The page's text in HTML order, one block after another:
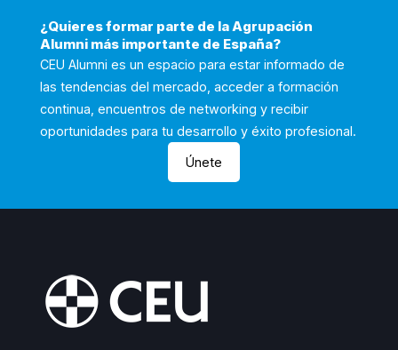
¿Quieres formar parte de la Agrupación
Alumni más importante de España?
CEU Alumni es un espacio para estar informado de
las tendencias del mercado, acceder a formación
continua, encuentros de networking y recibir
oportunidades para tu desarrollo y éxito profesional.
Únete